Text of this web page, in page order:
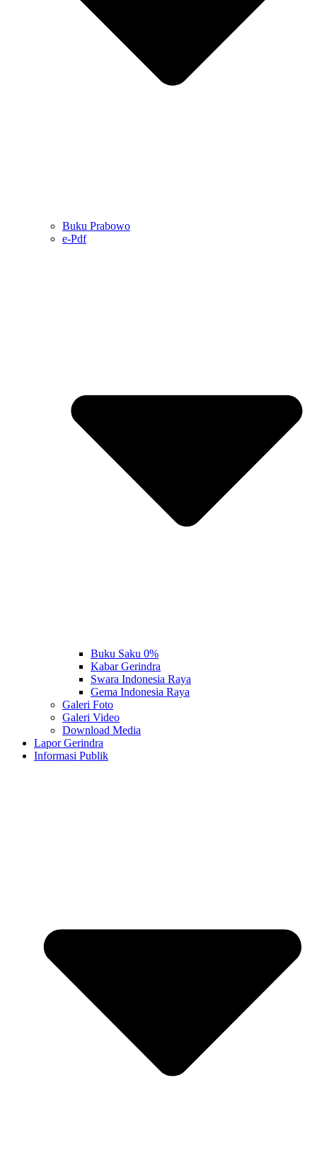
Buku Prabowo
e-Pdf
Buku Saku 0%
Kabar Gerindra
Swara Indonesia Raya
Gema Indonesia Raya
Galeri Foto
Galeri Video
Download Media
Lapor Gerindra
Informasi Publik